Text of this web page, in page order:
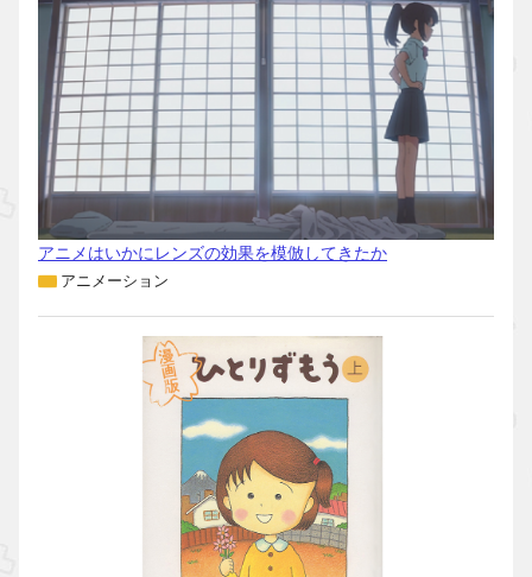
アニメはいかにレンズの効果を模倣してきたか
アニメーション